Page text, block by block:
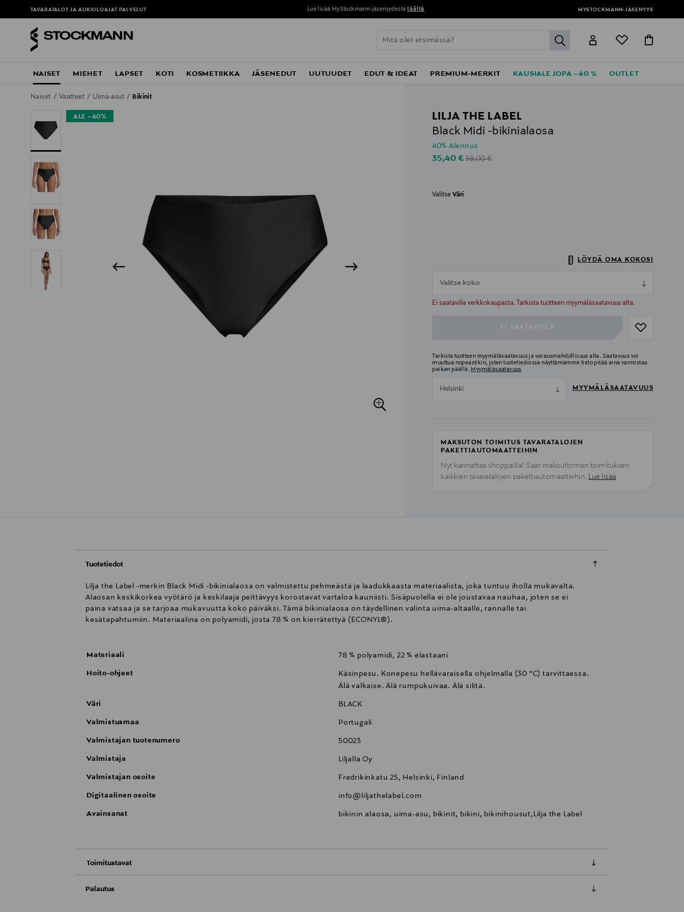
TAVARATALOT JA AUKIOLOAJAT PALVELUT Lue lisää MyStockmann-jäsenyydestä täältä MYSTOCKMANN-JÄSENYYS
label.header.go
NAISET MIEHET LAPSET KOTI KOSMETIIKKA JÄSENEDUT UUTUUDET EDUT & IDEAT PREMIUM-MERKIT KAUSIALE JOPA –40 % OUTLET
Naiset Vaatteet Uima-asut Bikinit
ALE –40%
LILJA THE LABEL
Black Midi -bikinialaosa
40% Alennus
Discounted Price
35,40 € Original Price
59,00 €
ValitseVäri
LÖYDÄ OMA KOKOSI
Valitse koko
Ei saatavilla verkkokaupasta. Tarkista tuotteen myymäläsaatavuus alta.
null
Tarkista tuotteen myymäläsaatavuus ja varausmahdollisuus alta. Saatavuus voi
muuttua nopeastikin, joten tuotetiedoissa näyttämämme tieto pitää aina varmistaa
paikan päällä. Myymäläsaatavuus
Helsinki MYYMÄLÄSAATAVUUS
MAKSUTON TOIMITUS TAVARATALOJEN
PAKETTIAUTOMAATTEIHIN
Nyt kannattaa shoppailla! Saat maksuttoman toimituksen
kaikkien tavaratalojen pakettiautomaatteihin. Lue lisää
Tuotetiedot
Lilja the Label -merkin Black Midi -bikinialaosa on valmistettu pehmeästä ja laadukkaasta materiaalista, joka tuntuu iholla mukavalta.
Alaosan keskikorkea vyötärö ja keskilaaja peittävyys korostavat vartaloa kauniisti. Sisäpuolella ei ole joustavaa nauhaa, joten se ei
paina vatsaa ja se tarjoaa mukavuutta koko päiväksi. Tämä bikinialaosa on täydellinen valinta uima-altaalle, rannalle tai
kesätapahtumiin. Materiaalina on polyamidi, josta 78 % on kierrätettyä (ECONYL®).
Materiaali 78 % polyamidi, 22 % elastaani
Hoito-ohjeet
Käsinpesu. Konepesu hellävaraisella ohjelmalla (30 °C) tarvittaessa.
Älä valkaise. Älä rumpukuivaa. Älä silitä.
Väri BLACK
Valmistusmaa Portugali
Valmistajan tuotenumero 50023
Valmistaja Liljalla Oy
Valmistajan osoite Fredrikinkatu 25, Helsinki, Finland
Digitaalinen osoite info@liljathelabel.com
Avainsanat bikinin alaosa, uima-asu, bikinit, bikini, bikinihousut,Lilja the Label
Toimitustavat
Palautus